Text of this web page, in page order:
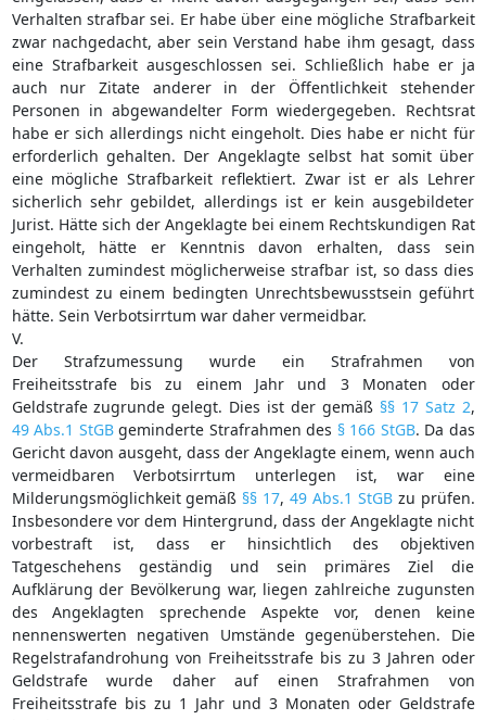
Verhalten strafbar sei. Er habe über eine mögliche Strafbarkeit
zwar nachgedacht, aber sein Verstand habe ihm gesagt, dass
eine Strafbarkeit ausgeschlossen sei. Schließlich habe er ja
auch nur Zitate anderer in der Öffentlichkeit stehender
Personen in abgewandelter Form wiedergegeben. Rechtsrat
habe er sich allerdings nicht eingeholt. Dies habe er nicht für
erforderlich gehalten. Der Angeklagte selbst hat somit über
eine mögliche Strafbarkeit reflektiert. Zwar ist er als Lehrer
sicherlich sehr gebildet, allerdings ist er kein ausgebildeter
Jurist. Hätte sich der Angeklagte bei einem Rechtskundigen Rat
eingeholt, hätte er Kenntnis davon erhalten, dass sein
Verhalten zumindest möglicherweise strafbar ist, so dass dies
zumindest zu einem bedingten Unrechtsbewusstsein geführt
hätte. Sein Verbotsirrtum war daher vermeidbar.
V.
Der Strafzumessung wurde ein Strafrahmen von
Freiheitsstrafe bis zu einem Jahr und 3 Monaten oder
Geldstrafe zugrunde gelegt. Dies ist der gemäß §§ 17 Satz 2,
49 Abs.1 StGBgeminderte Strafrahmen des § 166 StGB. Da das
Gericht davon ausgeht, dass der Angeklagte einem, wenn auch
vermeidbaren Verbotsirrtum unterlegen ist, war eine
Milderungsmöglichkeit gemäß §§ 17, 49 Abs.1 StGBzu prüfen.
Insbesondere vor dem Hintergrund, dass der Angeklagte nicht
vorbestraft ist, dass er hinsichtlich des objektiven
Tatgeschehens geständig und sein primäres Ziel die
Aufklärung der Bevölkerung war, liegen zahlreiche zugunsten
des Angeklagten sprechende Aspekte vor, denen keine
nennenswerten negativen Umstände gegenüberstehen. Die
Regelstrafandrohung von Freiheitsstrafe bis zu 3 Jahren oder
Geldstrafe wurde daher auf einen Strafrahmen von
Freiheitsstrafe bis zu 1 Jahr und 3 Monaten oder Geldstrafe